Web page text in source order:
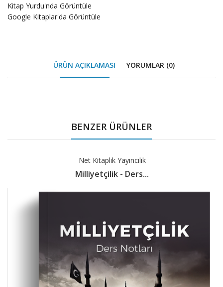
Kitap Yurdu'nda Görüntüle
Google Kitaplar'da Görüntüle
ÜRÜN AÇIKLAMASI YORUMLAR (0)
BENZER ÜRÜNLER
Net Kitaplık Yayıncılık
Milliyetçilik - Ders...